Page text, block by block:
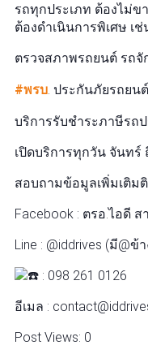
รถทุกประเภท ต้องไม่ข
ต้องดำเนินการพิเศษ เ
ตรวจสภาพรถยนต์ รถจั
#พรบ. ประกันภัยรถยน
บริการรับชำระภาษีรถ
เปิดบริการทุกวัน จันทร์
สอบถามข้อมูลเพิ่มเติม
Facebook : ตรอ.ไอดี
Line : @iddrives (มี@ข้
: 098 261 0126
อีเมล :
Post Views: 0